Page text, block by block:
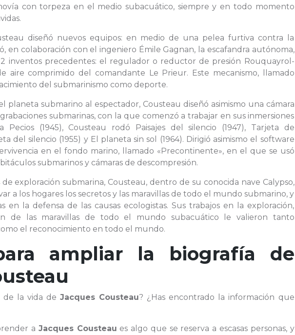
con torpeza en el medio subacuático, siempre y en todo momento
diseñó nuevos equipos: en medio de una pelea furtiva contra la
en colaboración con el ingeniero Émile Gagnan, la escafandra autónoma,
inventos precedentes: el regulador o reductor de presión Rouquayrol-
aire comprimido del comandante Le Prieur. Este mecanismo, llamado
del submarinismo como deporte.
planeta submarino al espectador, Cousteau diseñó asimismo una cámara
submarinas, con la que comenzó a trabajar en sus inmersiones
Pecios (1945), Cousteau rodó Paisajes del silencio (1947), Tarjeta de
del silencio (1955) y El planeta sin sol (1964). Dirigió asimismo el software
en el fondo marino, llamado «Precontinente», en el que se usó
submarinos y cámaras de descompresión.
exploración submarina, Cousteau, dentro de su conocida nave Calypso,
a los hogares los secretos y las maravillas de todo el mundo submarino, y
en la defensa de las causas ecologistas. Sus trabajos en la exploración,
de las maravillas de todo el mundo subacuático le valieron tanto
el reconocimiento en todo el mundo.
ampliar la biografía de
de la vida de Jacques Cousteau? ¿Has encontrado la información que
a Jacques Cousteau es algo que se reserva a escasas personas, y